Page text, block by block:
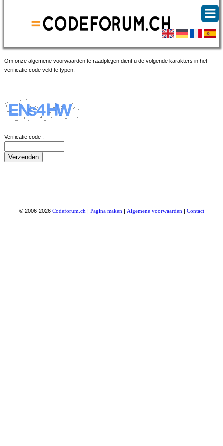
Om onze algemene voorwaarden te raadplegen dient u de volgende karakters in het
verificatie code veld te typen:
Verificatie code :
© 2006-2026 Codeforum.ch | Pagina maken | Algemene voorwaarden | Contact